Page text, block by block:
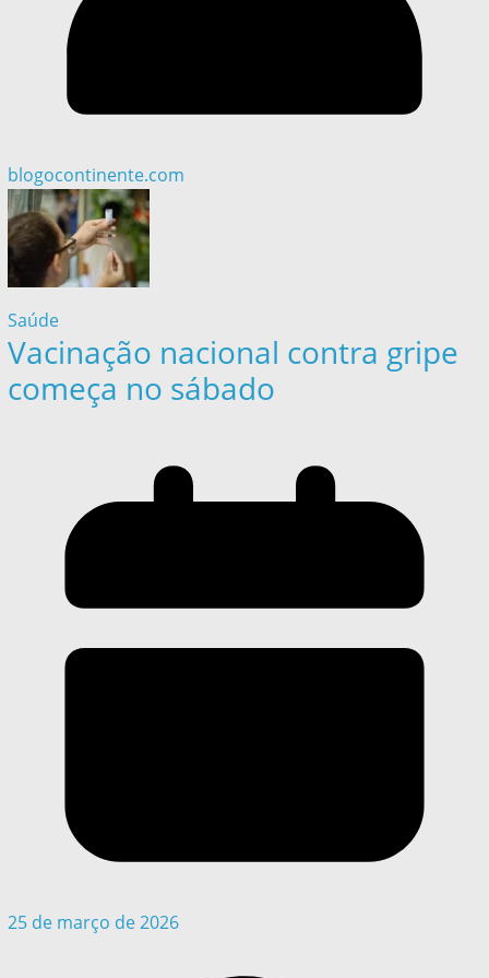
blogocontinente.com
Saúde
Vacinação nacional contra gripe
começa no sábado
25 de março de 2026